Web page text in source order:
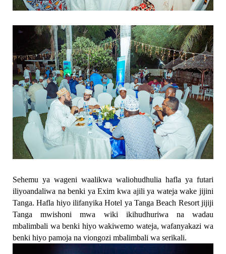
Sehemu ya wageni waalikwa waliohudhulia hafla ya futari
iliyoandaliwa na benki ya Exim kwa ajili ya wateja wake jijini
Tanga. Hafla hiyo ilifanyika Hotel ya Tanga Beach Resort jijiji
Tanga mwishoni mwa wiki ikihudhuriwa na wadau
mbalimbali wa benki hiyo wakiwemo wateja, wafanyakazi wa
benki hiyo pamoja na viongozi mbalimbali wa serikali.